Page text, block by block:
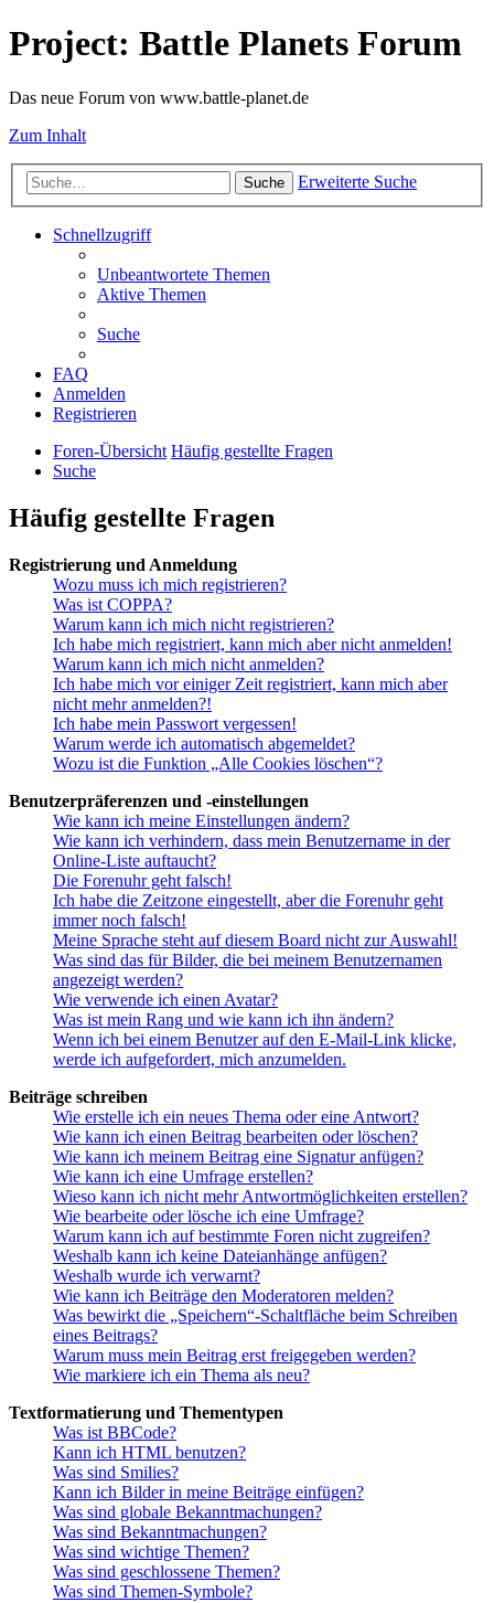
Project: Battle Planets Forum
Das neue Forum von www.battle-planet.de
Zum Inhalt
Suche Erweiterte Suche
Schnellzugriff
Unbeantwortete Themen
Aktive Themen
Suche
FAQ
Anmelden
Registrieren
Foren-Übersicht Häufig gestellte Fragen
Suche
Häufig gestellte Fragen
Registrierung und Anmeldung
Wozu muss ich mich registrieren?
Was ist COPPA?
Warum kann ich mich nicht registrieren?
Ich habe mich registriert, kann mich aber nicht anmelden!
Warum kann ich mich nicht anmelden?
Ich habe mich vor einiger Zeit registriert, kann mich aber
nicht mehr anmelden?!
Ich habe mein Passwort vergessen!
Warum werde ich automatisch abgemeldet?
Wozu ist die Funktion „Alle Cookies löschen“?
Benutzerpräferenzen und -einstellungen
Wie kann ich meine Einstellungen ändern?
Wie kann ich verhindern, dass mein Benutzername in der
Online-Liste auftaucht?
Die Forenuhr geht falsch!
Ich habe die Zeitzone eingestellt, aber die Forenuhr geht
immer noch falsch!
Meine Sprache steht auf diesem Board nicht zur Auswahl!
Was sind das für Bilder, die bei meinem Benutzernamen
angezeigt werden?
Wie verwende ich einen Avatar?
Was ist mein Rang und wie kann ich ihn ändern?
Wenn ich bei einem Benutzer auf den E-Mail-Link klicke,
werde ich aufgefordert, mich anzumelden.
Beiträge schreiben
Wie erstelle ich ein neues Thema oder eine Antwort?
Wie kann ich einen Beitrag bearbeiten oder löschen?
Wie kann ich meinem Beitrag eine Signatur anfügen?
Wie kann ich eine Umfrage erstellen?
Wieso kann ich nicht mehr Antwortmöglichkeiten erstellen?
Wie bearbeite oder lösche ich eine Umfrage?
Warum kann ich auf bestimmte Foren nicht zugreifen?
Weshalb kann ich keine Dateianhänge anfügen?
Weshalb wurde ich verwarnt?
Wie kann ich Beiträge den Moderatoren melden?
Was bewirkt die „Speichern“-Schaltfläche beim Schreiben
eines Beitrags?
Warum muss mein Beitrag erst freigegeben werden?
Wie markiere ich ein Thema als neu?
Textformatierung und Thementypen
Was ist BBCode?
Kann ich HTML benutzen?
Was sind Smilies?
Kann ich Bilder in meine Beiträge einfügen?
Was sind globale Bekanntmachungen?
Was sind Bekanntmachungen?
Was sind wichtige Themen?
Was sind geschlossene Themen?
Was sind Themen-Symbole?